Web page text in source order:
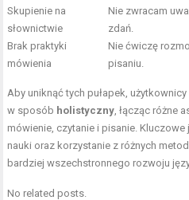
Skupienie na
słownictwie
Nie zwracam
zdań.
Brak praktyki
mówienia
Nie ćwiczę
pisaniu.
Aby uniknąć tych pułapek,
w sposób holistyczny , łącząc różne
mówienie, czytanie i pisanie.
nauki oraz korzystanie z różnych
bardziej wszechstronnego rozwoju
No related posts.